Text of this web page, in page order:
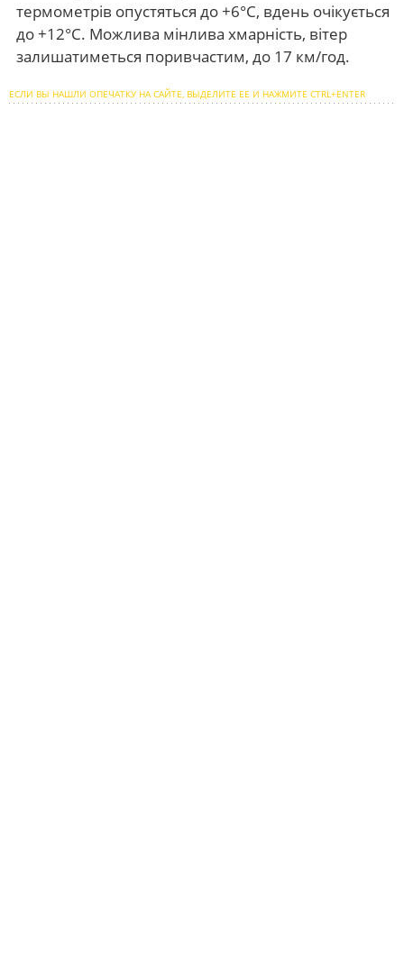
термометрів опустяться до +6°С, вдень очікується
до +12°С. Можлива мінлива хмарність, вітер
залишатиметься поривчастим, до 17 км/год.
ЕСЛИ ВЫ НАШЛИ ОПЕЧАТКУ НА САЙТЕ, ВЫДЕЛИТЕ ЕЕ И НАЖМИТЕ CTRL+ENTER